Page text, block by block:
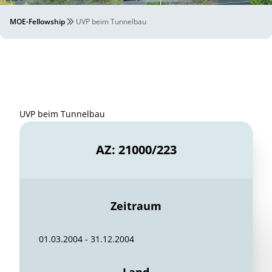
MOE-Fellowship UVP beim Tunnelbau
UVP beim Tunnelbau
AZ: 21000/223
Zeitraum
01.03.2004 - 31.12.2004